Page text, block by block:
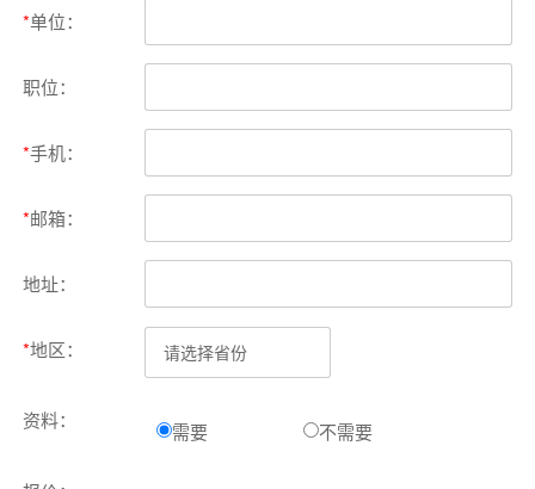
*单位：
职位：
*手机：
*邮箱：
地址：
*地区：
资料： 需要 不需要